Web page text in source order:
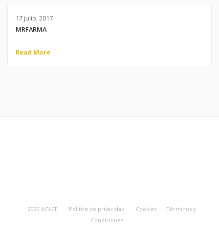
17 julio, 2017
MRFARMA
Read More
2020 ACACE Politica de privacidad Cookies
Términos y
Condiciones